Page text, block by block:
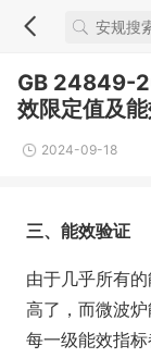
GB 24849-
效限定值及
2024-09-18
三、能效验证
由于几乎所有
高了，而微波
每一级能效指